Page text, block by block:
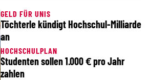
GELD FÜR UNIS
Töchterle kündigt Hochschul-Milliarde
an
HOCHSCHULPLAN
Studenten sollen 1.000 € pro Jahr
zahlen